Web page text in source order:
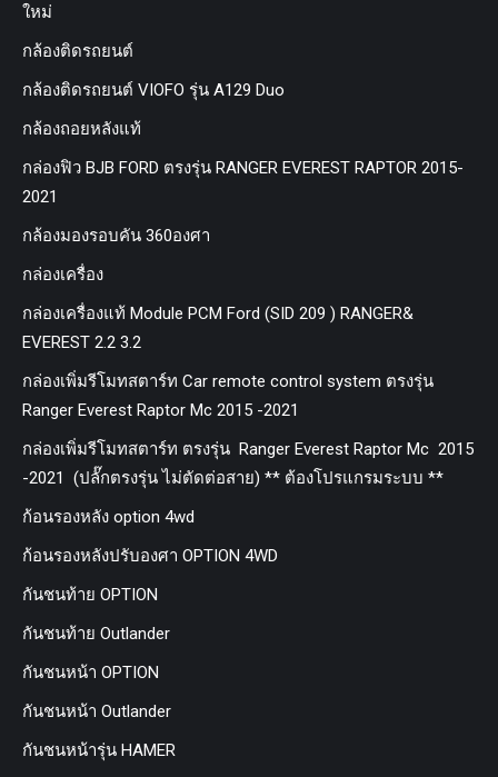
ใหม่
กล้องติดรถยนต์
กล้องติดรถยนต์ VIOFO รุ่น A129 Duo
กล้องถอยหลังแท้
กล่องฟิว BJB FORD ตรงรุ่น RANGER EVEREST RAPTOR 2015-
2021
กล้องมองรอบคัน 360องศา
กล่องเครื่อง
กล่องเครื่องแท้ Module PCM Ford (SID 209 ) RANGER&
EVEREST 2.2 3.2
กล่องเพิ่มรีโมทสตาร์ท Car remote control system ตรงรุ่น
Ranger Everest Raptor Mc 2015 -2021
กล่องเพิ่มรีโมทสตาร์ท ตรงรุ่น Ranger Everest Raptor Mc 2015
-2021 (ปลั๊กตรงรุ่น ไม่ตัดต่อสาย) ** ต้องโปรแกรมระบบ **
ก้อนรองหลัง option 4wd
ก้อนรองหลังปรับองศา OPTION 4WD
กันชนท้าย OPTION
กันชนท้าย Outlander
กันชนหน้า OPTION
กันชนหน้า Outlander
กันชนหน้ารุ่น HAMER